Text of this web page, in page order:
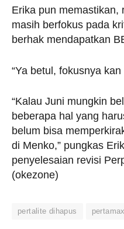
Erika pun memastikan,
masih berfokus pada
berhak mendapatkan
“Ya betul, fokusnya
“Kalau Juni mungkin
beberapa hal yang
belum bisa
di Menko,” pungkas
penyelesaian revisi
(okezone)
pertalite dihapus